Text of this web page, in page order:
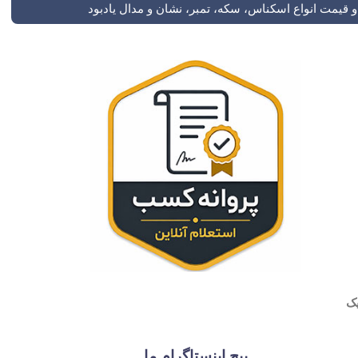
قیمت انواع اسکناس، سکه، تمبر، نشان و مدال یادبود